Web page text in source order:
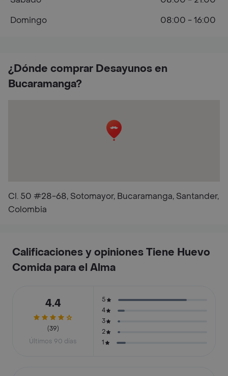
¿Dónde comprar Desayunos en
Bucaramanga?
Cl. 50 #28-68, Sotomayor, Bucaramanga, Santander,
Colombia
Domingo
08:00 - 16:00
Calificaciones y opiniones Tiene Huevo
Comida para el Alma
4.4
(39)
Últimos 90 días
5
4
3
2
1